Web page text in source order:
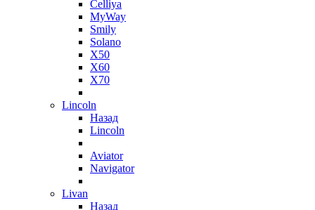
Celliya
MyWay
Smily
Solano
X50
X60
X70
Lincoln
Назад
Lincoln
Aviator
Navigator
Livan
Назад